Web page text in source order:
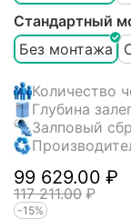
Стандартный
Без монтажа
Количество
Глубина
Залповый
99 629.00 ₽
117 211.00 ₽
-15%